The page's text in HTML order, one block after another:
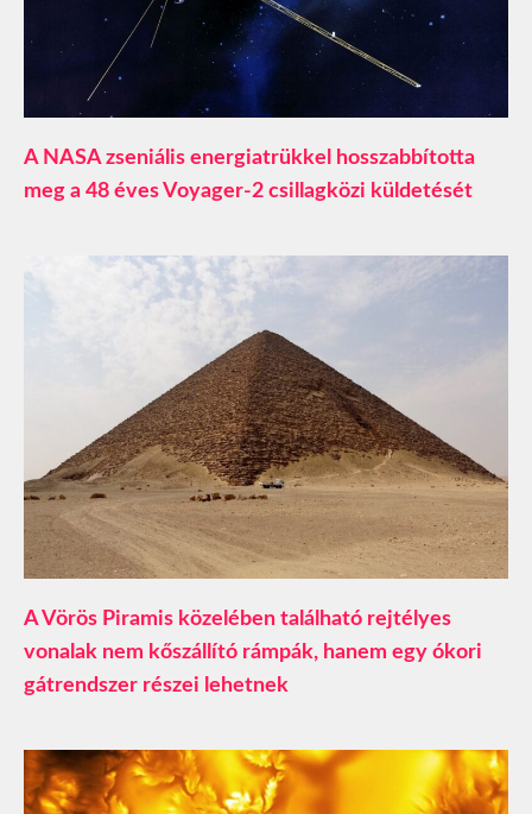
A NASA zseniális energiatrükkel hosszabbította
meg a 48 éves Voyager-2 csillagközi küldetését
A Vörös Piramis közelében található rejtélyes
vonalak nem kőszállító rámpák, hanem egy ókori
gátrendszer részei lehetnek